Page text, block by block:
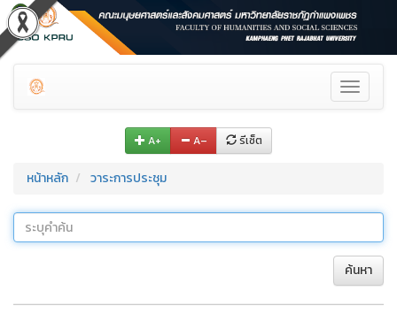
Toggle
A+ A– รีเซ็ต
หน้าหลัก วาระการประชุม
ค้นหา